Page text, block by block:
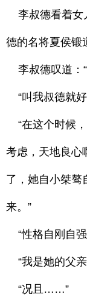
李叔德看着女
德的名将夏侯
李叔德叹道：
“叫我叔德就好
“在这个时候
考虑，天地良心
了，她自小桀骜
来。”
“性格自刚自
“我是她的父
“况且……”